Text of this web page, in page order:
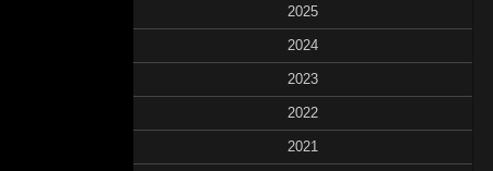
2025
2024
2023
2022
2021